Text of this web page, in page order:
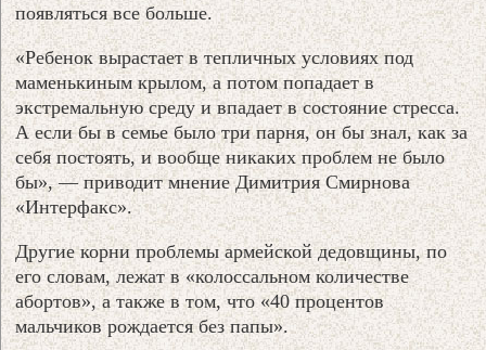
появляться все больше.
«Ребенок вырастает в тепличных условиях под
маменькиным крылом, а потом попадает в
экстремальную среду и впадает в состояние стресса.
А если бы в семье было три парня, он бы знал, как за
себя постоять, и вообще никаких проблем не было
бы», — приводит мнение Димитрия Смирнова
«Интерфакс».
Другие корни проблемы армейской дедовщины, по
его словам, лежат в «колоссальном количестве
абортов», а также в том, что «40 процентов
мальчиков рождается без папы».